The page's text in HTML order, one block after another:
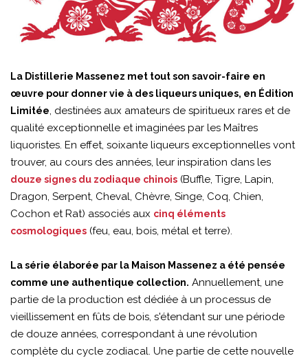
La Distillerie Massenez met tout son savoir-faire en
œuvre pour donner vie à des liqueurs uniques, en Édition
Limitée, destinées aux amateurs de spiritueux rares et de
qualité exceptionnelle et imaginées par les Maîtres
liquoristes. En effet, soixante liqueurs exceptionnelles vont
trouver, au cours des années, leur inspiration dans les
douze signes du zodiaque chinois (Buffle, Tigre, Lapin,
Dragon, Serpent, Cheval, Chèvre, Singe, Coq, Chien,
Cochon et Rat) associés aux cinq éléments
cosmologiques (feu, eau, bois, métal et terre).
La série élaborée par la Maison Massenez a été pensée
comme une authentique collection. Annuellement, une
partie de la production est dédiée à un processus de
vieillissement en fûts de bois, s'étendant sur une période
de douze années, correspondant à une révolution
complète du cycle zodiacal. Une partie de cette nouvelle